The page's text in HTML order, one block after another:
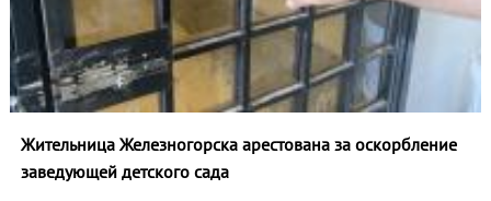
Жительница Железногорска арестована за оскорбление
заведующей детского сада